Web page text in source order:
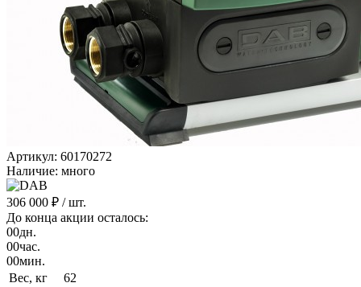
Артикул: 60170272
Наличие: много
306 000 ₽ / шт.
До конца акции осталось:
00дн.
00час.
00мин.
Вес, кг
62